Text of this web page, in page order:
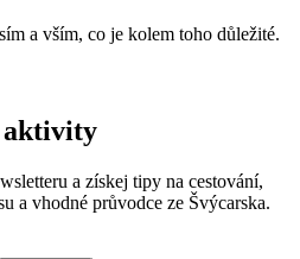
a vším, co je kolem toho důležité.
aktivity
a získej tipy na cestování,
a vhodné průvodce ze Švýcarska.